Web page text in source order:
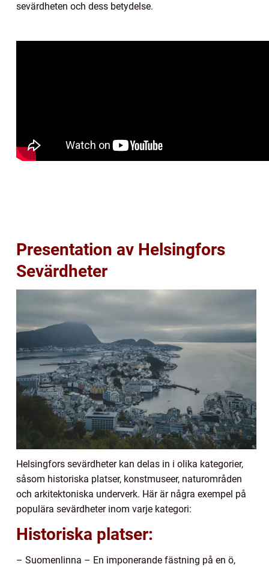
sevärdheten och dess betydelse.
Presentation av Helsingfors
Sevärdheter
Helsingfors sevärdheter kan delas in i olika kategorier,
såsom historiska platser, konstmuseer, naturområden
och arkitektoniska underverk. Här är några exempel på
populära sevärdheter inom varje kategori:
Historiska platser:
– Suomenlinna – En imponerande fästning på en ö,